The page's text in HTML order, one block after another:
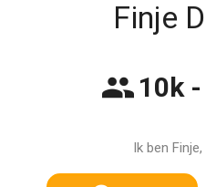
Finje
10k
Ik ben